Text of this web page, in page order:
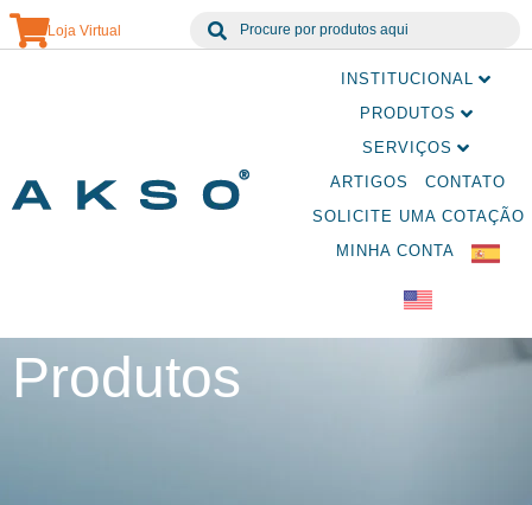
Loja Virtual
INSTITUCIONAL
PRODUTOS
SERVIÇOS
ARTIGOS
CONTATO
SOLICITE UMA COTAÇÃO
MINHA CONTA
Produtos